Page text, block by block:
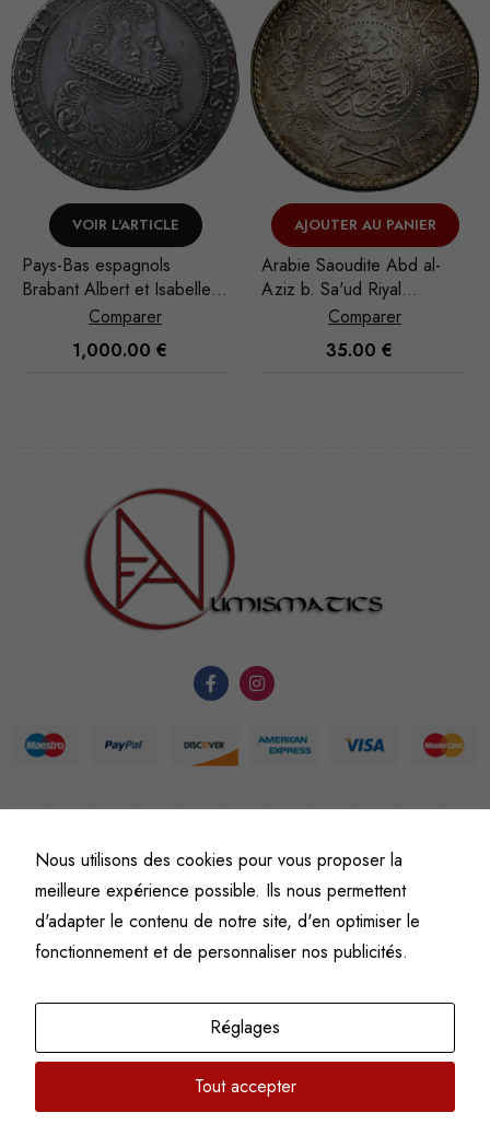
VOIR L'ARTICLE
Pays-Bas espagnols
Brabant Albert et Isabelle
Ducaton 1619 Anvers
Comparer
1,000.00 €
AJOUTER AU PANIER
Arabie Saoudite Abd al-
Aziz b. Sa'ud Riyal
1951/AH 1370
Comparer
35.00 €
©Fine art numismatics– Tous droits réservés.
Politique de confidentialitéConditions générales de vente et d’utilisation
Mentions légales
Nous utilisons des cookies pour vous proposer la
meilleure expérience possible. Ils nous permettent
d'adapter le contenu de notre site, d'en optimiser le
fonctionnement et de personnaliser nos publicités.
Réglages
Tout accepter
nécessaires au
Statistiques
améliorer la
et la
structure du
site Web, en
l'usage qu'il